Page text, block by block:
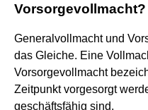
Vorsorgevollmacht?
Generalvollmacht und
das Gleiche. Eine
Vorsorgevollmacht
Zeitpunkt vorgesorgt
geschäftsfähig sind.